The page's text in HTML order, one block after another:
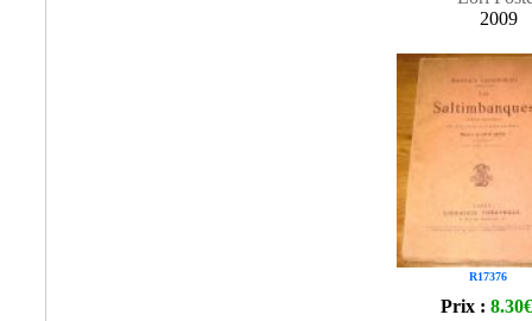
2009
R17376
Prix : 8.30€